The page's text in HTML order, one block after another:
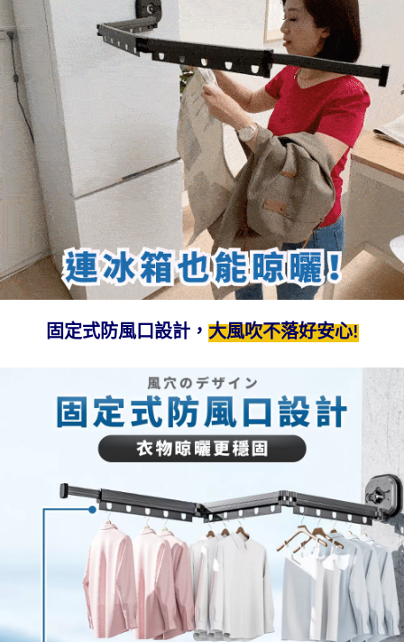
固定式防風口設計， 大風吹不落好安心!